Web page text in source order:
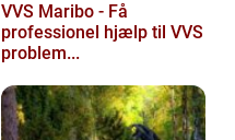
VVS Maribo - Få
professionel hjælp til VVS
problem...